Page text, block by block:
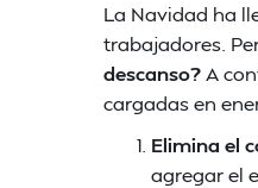
La Navidad ha
trabajadores.
descanso? A
cargadas en
Elimina el
agregar el